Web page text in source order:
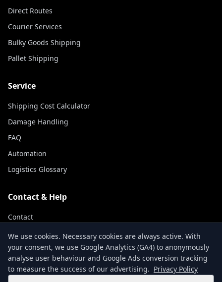
Direct Routes
Courier Services
Bulky Goods Shipping
Pallet Shipping
Service
Shipping Cost Calculator
Damage Handling
FAQ
Automation
Logistics Glossary
Contact & Help
Contact
Track Shipment
About Us
We use cookies. Necessary cookies are always active. With
your consent, we use Google Analytics (GA4) to anonymously
analyse user behaviour and Google Ads conversion tracking
to measure the success of our advertising. Privacy Policy